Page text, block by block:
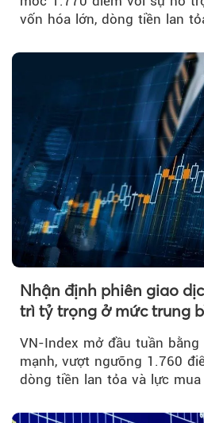
vốn hóa lớn, dòng tiền lan
Nhận định phiên giao
trì tỷ trọng ở mức trung
VN-Index mở đầu tuần
mạnh, vượt ngưỡng 1.760
dòng tiền lan tỏa và lực